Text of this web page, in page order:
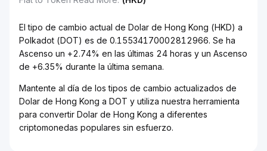
El tipo de cambio actual de Dolar de Hong Kong (HKD) a
Polkadot (DOT) es de 0.15534170002812966. Se ha
Ascenso un +2.74% en las últimas 24 horas y un Ascenso
de +6.35% durante la última semana.
Mantente al día de los tipos de cambio actualizados de
Dolar de Hong Kong a DOT y utiliza nuestra herramienta
para convertir Dolar de Hong Kong a diferentes
criptomonedas populares sin esfuerzo.